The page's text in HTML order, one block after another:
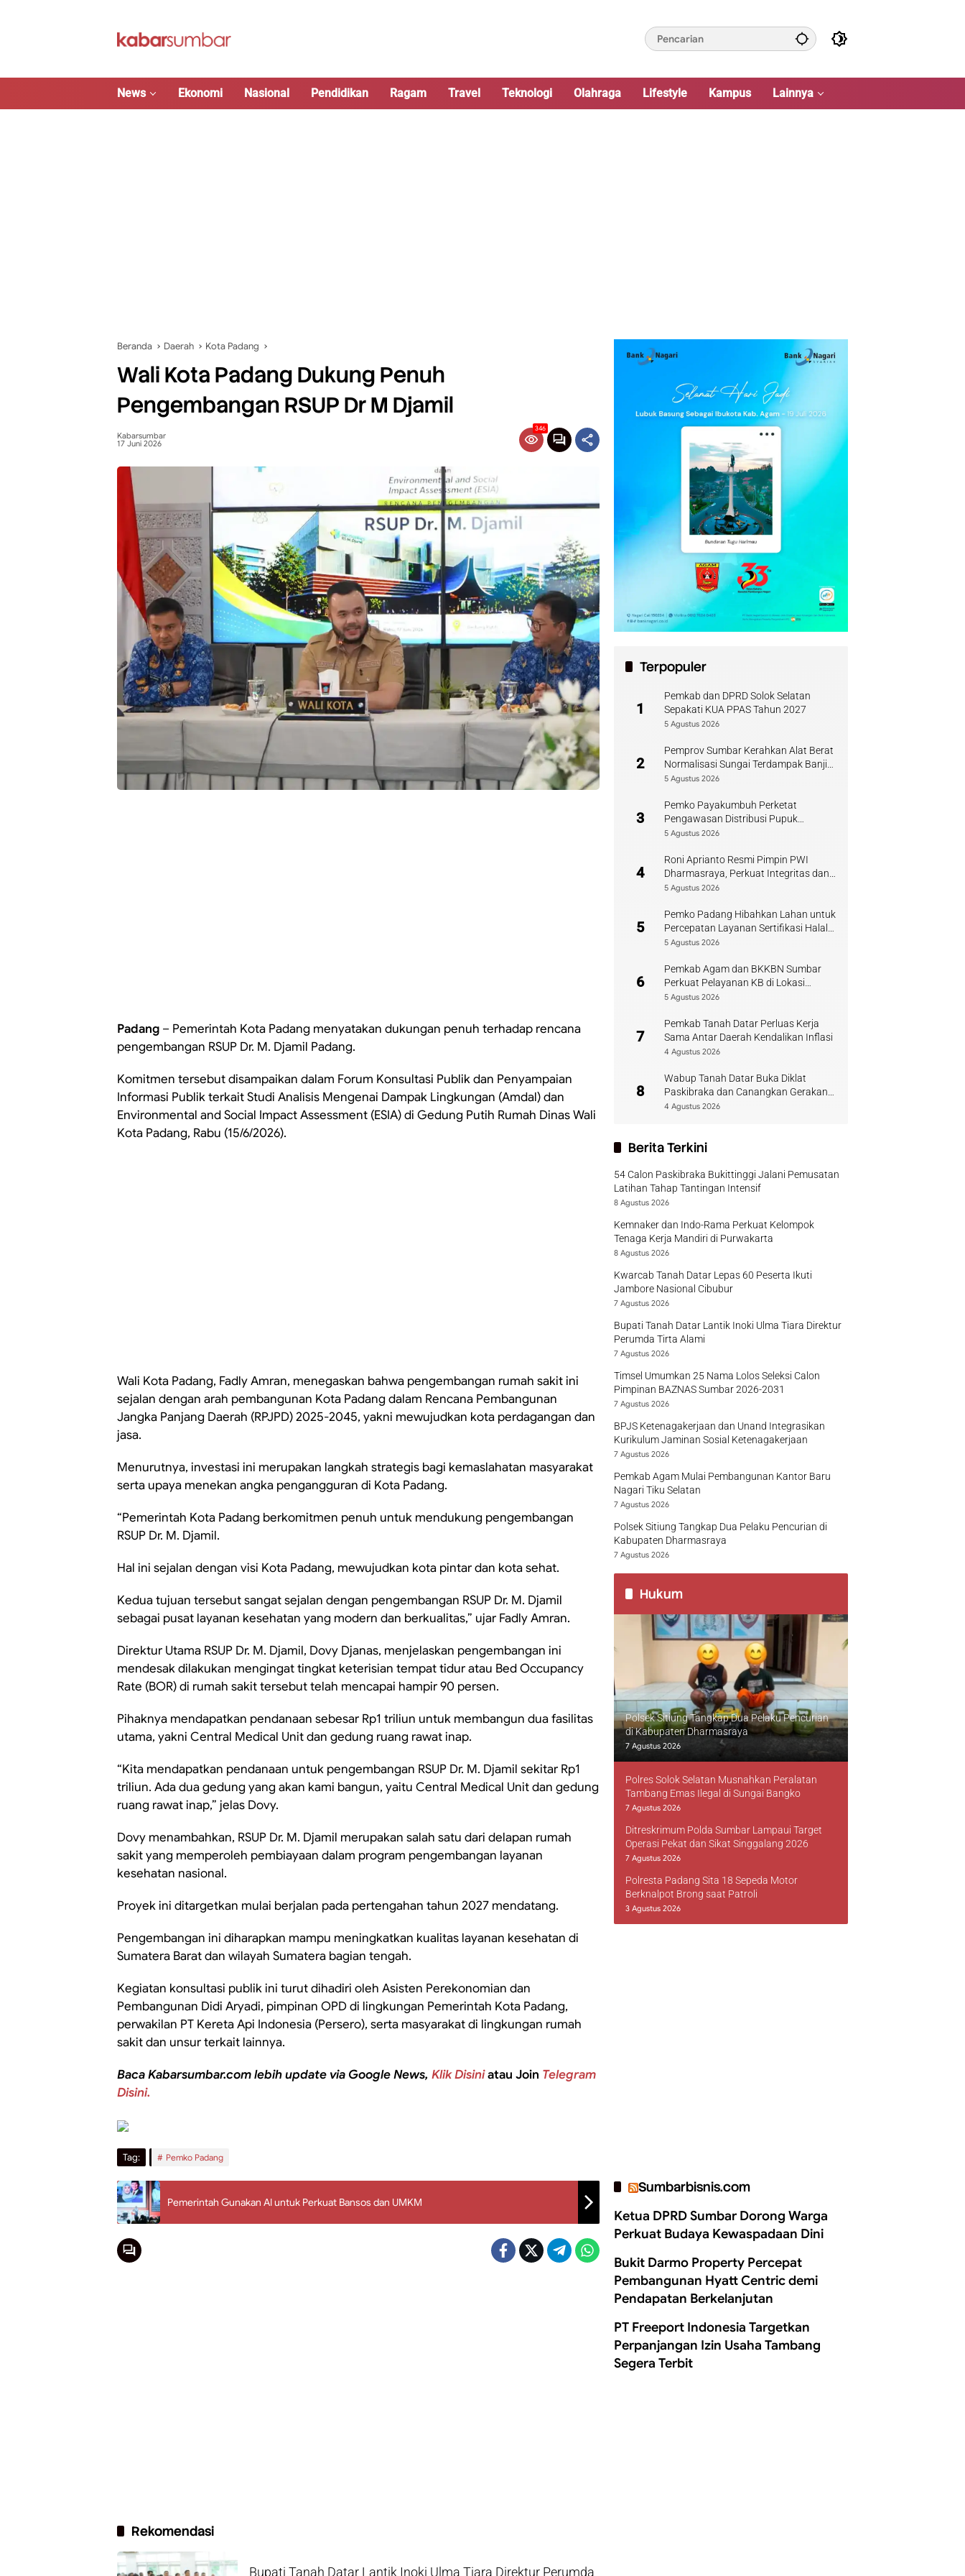
News Ekonomi Nasional Pendidikan Ragam Travel Teknologi Olahraga Lifestyle Kampus Lainnya
Beranda Daerah Kota Padang
Wali Kota Padang Dukung Penuh
Pengembangan RSUP Dr M Djamil
Kabarsumbar
17 Juni 2026
346
Padang – Pemerintah Kota Padang menyatakan dukungan penuh terhadap rencana
pengembangan RSUP Dr. M. Djamil Padang.
Komitmen tersebut disampaikan dalam Forum Konsultasi Publik dan Penyampaian
Informasi Publik terkait Studi Analisis Mengenai Dampak Lingkungan (Amdal) dan
Environmental and Social Impact Assessment (ESIA) di Gedung Putih Rumah Dinas Wali
Kota Padang, Rabu (15/6/2026).
Wali Kota Padang, Fadly Amran, menegaskan bahwa pengembangan rumah sakit ini
sejalan dengan arah pembangunan Kota Padang dalam Rencana Pembangunan
Jangka Panjang Daerah (RPJPD) 2025-2045, yakni mewujudkan kota perdagangan dan
jasa.
Menurutnya, investasi ini merupakan langkah strategis bagi kemaslahatan masyarakat
serta upaya menekan angka pengangguran di Kota Padang.
“Pemerintah Kota Padang berkomitmen penuh untuk mendukung pengembangan
RSUP Dr. M. Djamil.
Hal ini sejalan dengan visi Kota Padang, mewujudkan kota pintar dan kota sehat.
Kedua tujuan tersebut sangat sejalan dengan pengembangan RSUP Dr. M. Djamil
sebagai pusat layanan kesehatan yang modern dan berkualitas,” ujar Fadly Amran.
Direktur Utama RSUP Dr. M. Djamil, Dovy Djanas, menjelaskan pengembangan ini
mendesak dilakukan mengingat tingkat keterisian tempat tidur atau Bed Occupancy
Rate (BOR) di rumah sakit tersebut telah mencapai hampir 90 persen.
Pihaknya mendapatkan pendanaan sebesar Rp1 triliun untuk membangun dua fasilitas
utama, yakni Central Medical Unit dan gedung ruang rawat inap.
“Kita mendapatkan pendanaan untuk pengembangan RSUP Dr. M. Djamil sekitar Rp1
triliun. Ada dua gedung yang akan kami bangun, yaitu Central Medical Unit dan gedung
ruang rawat inap,” jelas Dovy.
Dovy menambahkan, RSUP Dr. M. Djamil merupakan salah satu dari delapan rumah
sakit yang memperoleh pembiayaan dalam program pengembangan layanan
kesehatan nasional.
Proyek ini ditargetkan mulai berjalan pada pertengahan tahun 2027 mendatang.
Pengembangan ini diharapkan mampu meningkatkan kualitas layanan kesehatan di
Sumatera Barat dan wilayah Sumatera bagian tengah.
Kegiatan konsultasi publik ini turut dihadiri oleh Asisten Perekonomian dan
Pembangunan Didi Aryadi, pimpinan OPD di lingkungan Pemerintah Kota Padang,
perwakilan PT Kereta Api Indonesia (Persero), serta masyarakat di lingkungan rumah
sakit dan unsur terkait lainnya.
Baca Kabarsumbar.com lebih update via Google News, Klik Disiniatau Join Telegram
Disini.
Tag: Pemko Padang
Pemerintah Gunakan AI untuk Perkuat Bansos dan UMKM
Rekomendasi
Bupati Tanah Datar Lantik Inoki Ulma Tiara Direktur Perumda
Terpopuler
1
Pemkab dan DPRD Solok Selatan
Sepakati KUA PPAS Tahun 2027
5 Agustus 2026
2
Pemprov Sumbar Kerahkan Alat Berat
Normalisasi Sungai Terdampak Banjir
Kuranji
5 Agustus 2026
3
Pemko Payakumbuh Perketat
Pengawasan Distribusi Pupuk
Bersubsidi bagi Petani Lokal
5 Agustus 2026
4
Roni Aprianto Resmi Pimpin PWI
Dharmasraya, Perkuat Integritas dan
Kompetensi Jurnalis
5 Agustus 2026
5
Pemko Padang Hibahkan Lahan untuk
Percepatan Layanan Sertifikasi Halal
di Sumbar
5 Agustus 2026
6
Pemkab Agam dan BKKBN Sumbar
Perkuat Pelayanan KB di Lokasi
Bencana
5 Agustus 2026
7
Pemkab Tanah Datar Perluas Kerja
Sama Antar Daerah Kendalikan Inflasi
4 Agustus 2026
8
Wabup Tanah Datar Buka Diklat
Paskibraka dan Canangkan Gerakan
Bendera
4 Agustus 2026
Berita Terkini
54 Calon Paskibraka Bukittinggi Jalani Pemusatan
Latihan Tahap Tantingan Intensif
8 Agustus 2026
Kemnaker dan Indo-Rama Perkuat Kelompok
Tenaga Kerja Mandiri di Purwakarta
8 Agustus 2026
Kwarcab Tanah Datar Lepas 60 Peserta Ikuti
Jambore Nasional Cibubur
7 Agustus 2026
Bupati Tanah Datar Lantik Inoki Ulma Tiara Direktur
Perumda Tirta Alami
7 Agustus 2026
Timsel Umumkan 25 Nama Lolos Seleksi Calon
Pimpinan BAZNAS Sumbar 2026-2031
7 Agustus 2026
BPJS Ketenagakerjaan dan Unand Integrasikan
Kurikulum Jaminan Sosial Ketenagakerjaan
7 Agustus 2026
Pemkab Agam Mulai Pembangunan Kantor Baru
Nagari Tiku Selatan
7 Agustus 2026
Polsek Sitiung Tangkap Dua Pelaku Pencurian di
Kabupaten Dharmasraya
7 Agustus 2026
Hukum
Polsek Sitiung Tangkap Dua Pelaku Pencurian
di Kabupaten Dharmasraya
7 Agustus 2026
Polres Solok Selatan Musnahkan Peralatan
Tambang Emas Ilegal di Sungai Bangko
7 Agustus 2026
Ditreskrimum Polda Sumbar Lampaui Target
Operasi Pekat dan Sikat Singgalang 2026
7 Agustus 2026
Polresta Padang Sita 18 Sepeda Motor
Berknalpot Brong saat Patroli
3 Agustus 2026
Sumbarbisnis.com
Ketua DPRD Sumbar Dorong Warga
Perkuat Budaya Kewaspadaan Dini
Bukit Darmo Property Percepat
Pembangunan Hyatt Centric demi
Pendapatan Berkelanjutan
PT Freeport Indonesia Targetkan
Perpanjangan Izin Usaha Tambang
Segera Terbit